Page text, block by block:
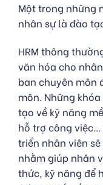
Một trong những
nhân sự là đào
HRM thông
văn hóa cho
ban chuyên môn
môn. Những
tạo về kỹ năng
hỗ trợ công
triển nhân viên
nhằm giúp nhân
thức, kỹ năng để